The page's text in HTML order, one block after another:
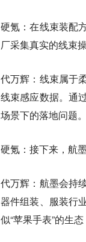
硬氪：在线束装配
厂采集真实的线束
代万辉： 线束属于
线束感应数据。通
场景下的落地问题。
硬氪：接下来，航
代万辉： 航墨会持
器件组装、服装行
似“苹果手表”的生